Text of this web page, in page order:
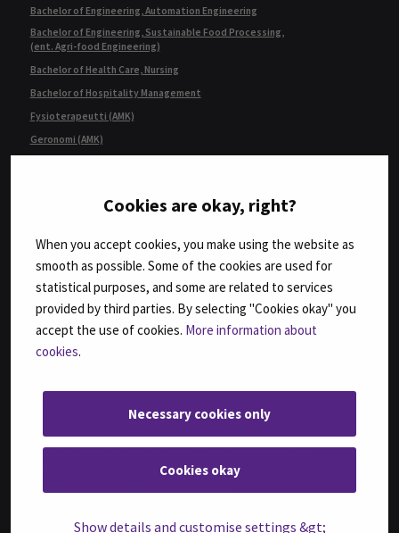
Cookies are okay, right?
When you accept cookies, you make using the website as
smooth as possible. Some of the cookies are used for
statistical purposes, and some are related to services
provided by third parties. By selecting "Cookies okay" you
accept the use of cookies. More information about
cookies.
Necessary cookies only
Cookies okay
Show details and customise settings &gt;
Bachelor of Engineering, Automation Engineering
Bachelor of Engineering, Sustainable Food Processing,
(ent. Agri-food Engineering)
Bachelor of Health Care, Nursing
Bachelor of Hospitality Management
Fysioterapeutti (AMK)
Geronomi (AMK)
Insinööri (AMK), Konetekniikka,
Insinööri (AMK), Rakennustekniikka
Insinööri (AMK), Tietotekniikka
Insinööri (ylempi AMK), Automaatiotekniikka
Insinööri (ylempi AMK), Rakentaminen
Insinööri (ylempi AMK), Ruokaketjun kehittäminen
Insinööri (ylempi AMK), Teknologiaosaamisen johtaminen
Master of Social Services and Health Care, Development and
Rakennusmestari (AMK), Rakennustekniikka